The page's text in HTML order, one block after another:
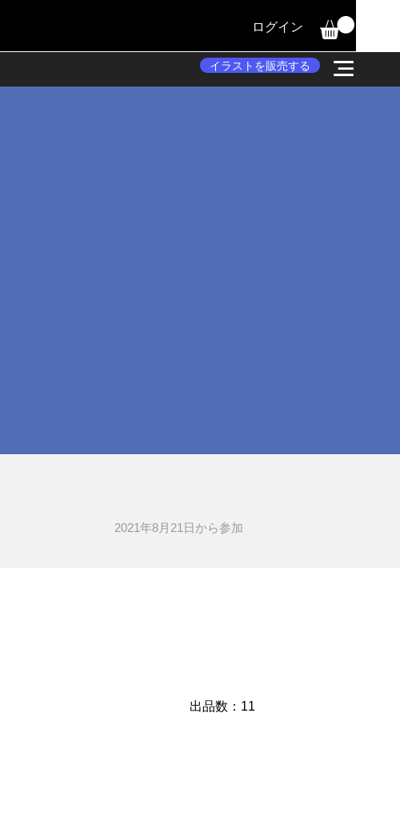
ログイン
イラストを販売する
2021年8月21日​から参加
​出品数：11